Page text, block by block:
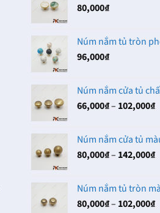
80,000₫
Núm nắm tủ tròn
96,000₫
Núm nắm cửa tủ
66,000₫– 102,000₫
Núm nắm cửa tủ
80,000₫– 142,000₫
Núm nắm tủ tròn
80,000₫– 102,000₫